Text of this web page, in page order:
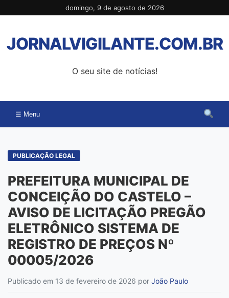
para
conteúdo
domingo, 9 de agosto de 2026
JORNALVIGILANTE.COM.BR
O seu site de notícias!
☰ Menu
PUBLICAÇÃO LEGAL
PREFEITURA MUNICIPAL DE
CONCEIÇÃO DO CASTELO –
AVISO DE LICITAÇÃO PREGÃO
ELETRÔNICO SISTEMA DE
REGISTRO DE PREÇOS Nº
00005/2026
Publicado em 13 de fevereiro de 2026 por João Paulo